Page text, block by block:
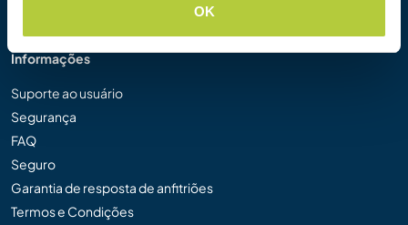
OK
Informações
Suporte ao usuário
Segurança
FAQ
Seguro
Garantia de resposta de anfitriões
Termos e Condições